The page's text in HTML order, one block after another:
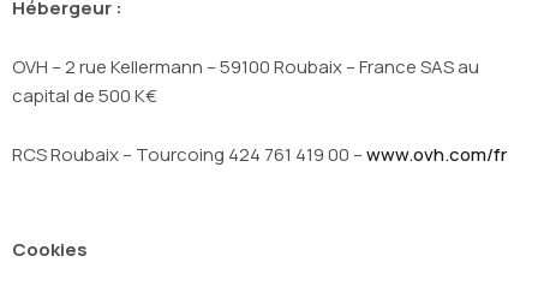
Hébergeur :
OVH – 2 rue Kellermann – 59100 Roubaix – France SAS au
capital de 500 K€
RCS Roubaix – Tourcoing 424 761 419 00 –www.ovh.com/fr
Cookies